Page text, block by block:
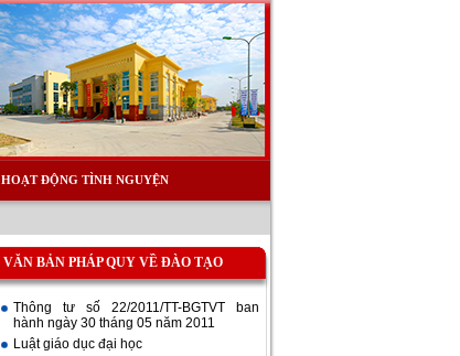
HOẠT ĐỘNG TÌNH NGUYỆN
VĂN BẢN PHÁP QUY VỀ ĐÀO TẠO
Thông tư số 22/2011/TT-BGTVT ban
hành ngày 30 tháng 05 năm 2011
Luật giáo dục đại học